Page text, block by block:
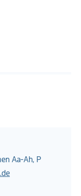
Aa-Ah, P